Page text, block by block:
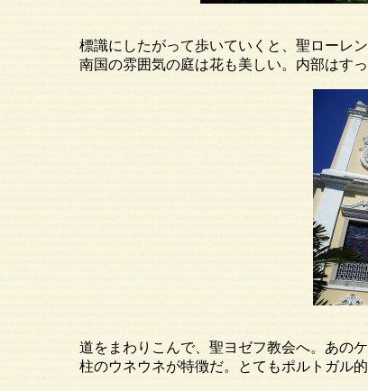
標識にしたがって歩いていくと、聖ローレンス
南国の雰囲気の庭は花も美しい。内部はすっき
道をまわりこんで、聖ヨゼフ教会へ。あのケー
柱のウネウネが特徴だ。とてもポルトガル的